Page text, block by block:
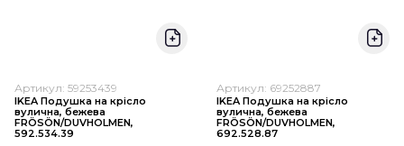
Артикул: 59253439
IKEA Подушка на крісло
вулична, бежева
FRÖSÖN/DUVHOLMEN,
592.534.39
Артикул: 69252887
IKEA Подушка на крісло
вулична, бежева
FRÖSÖN/DUVHOLMEN,
692.528.87